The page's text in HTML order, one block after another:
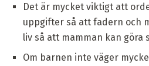
Det är mycket viktigt att
uppgifter så att fadern och
liv så att mamman kan göra
Om barnen inte väger